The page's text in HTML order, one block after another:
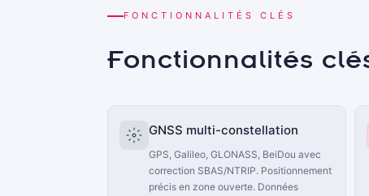
FONCTIONNALITÉS CLÉS
Fonctionnalités
GNSS multi-constellation
GPS, Galileo, GLONASS, BeiDou avec
correction SBAS/NTRIP. Positionnement
précis en zone ouverte. Données